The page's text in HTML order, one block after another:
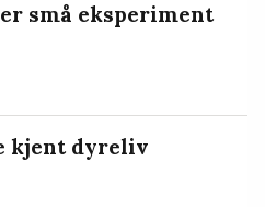
små eksperiment
kjent dyreliv